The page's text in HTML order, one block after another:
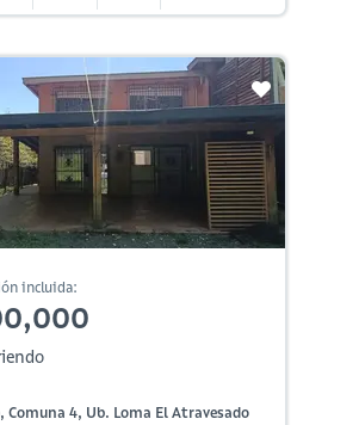
incluida:
Comuna 4, Ub. Loma El Atravesado